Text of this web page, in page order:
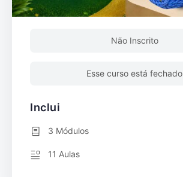
Não Inscrito
Esse curso está fechado
Inclui
3 Módulos
11 Aulas